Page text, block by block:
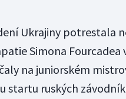
Ukrajiny potrestala
Simona
na juniorském
startu ruských